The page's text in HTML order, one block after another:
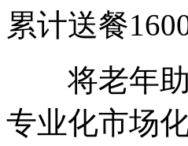
累计送餐
将老年助
专业化市场